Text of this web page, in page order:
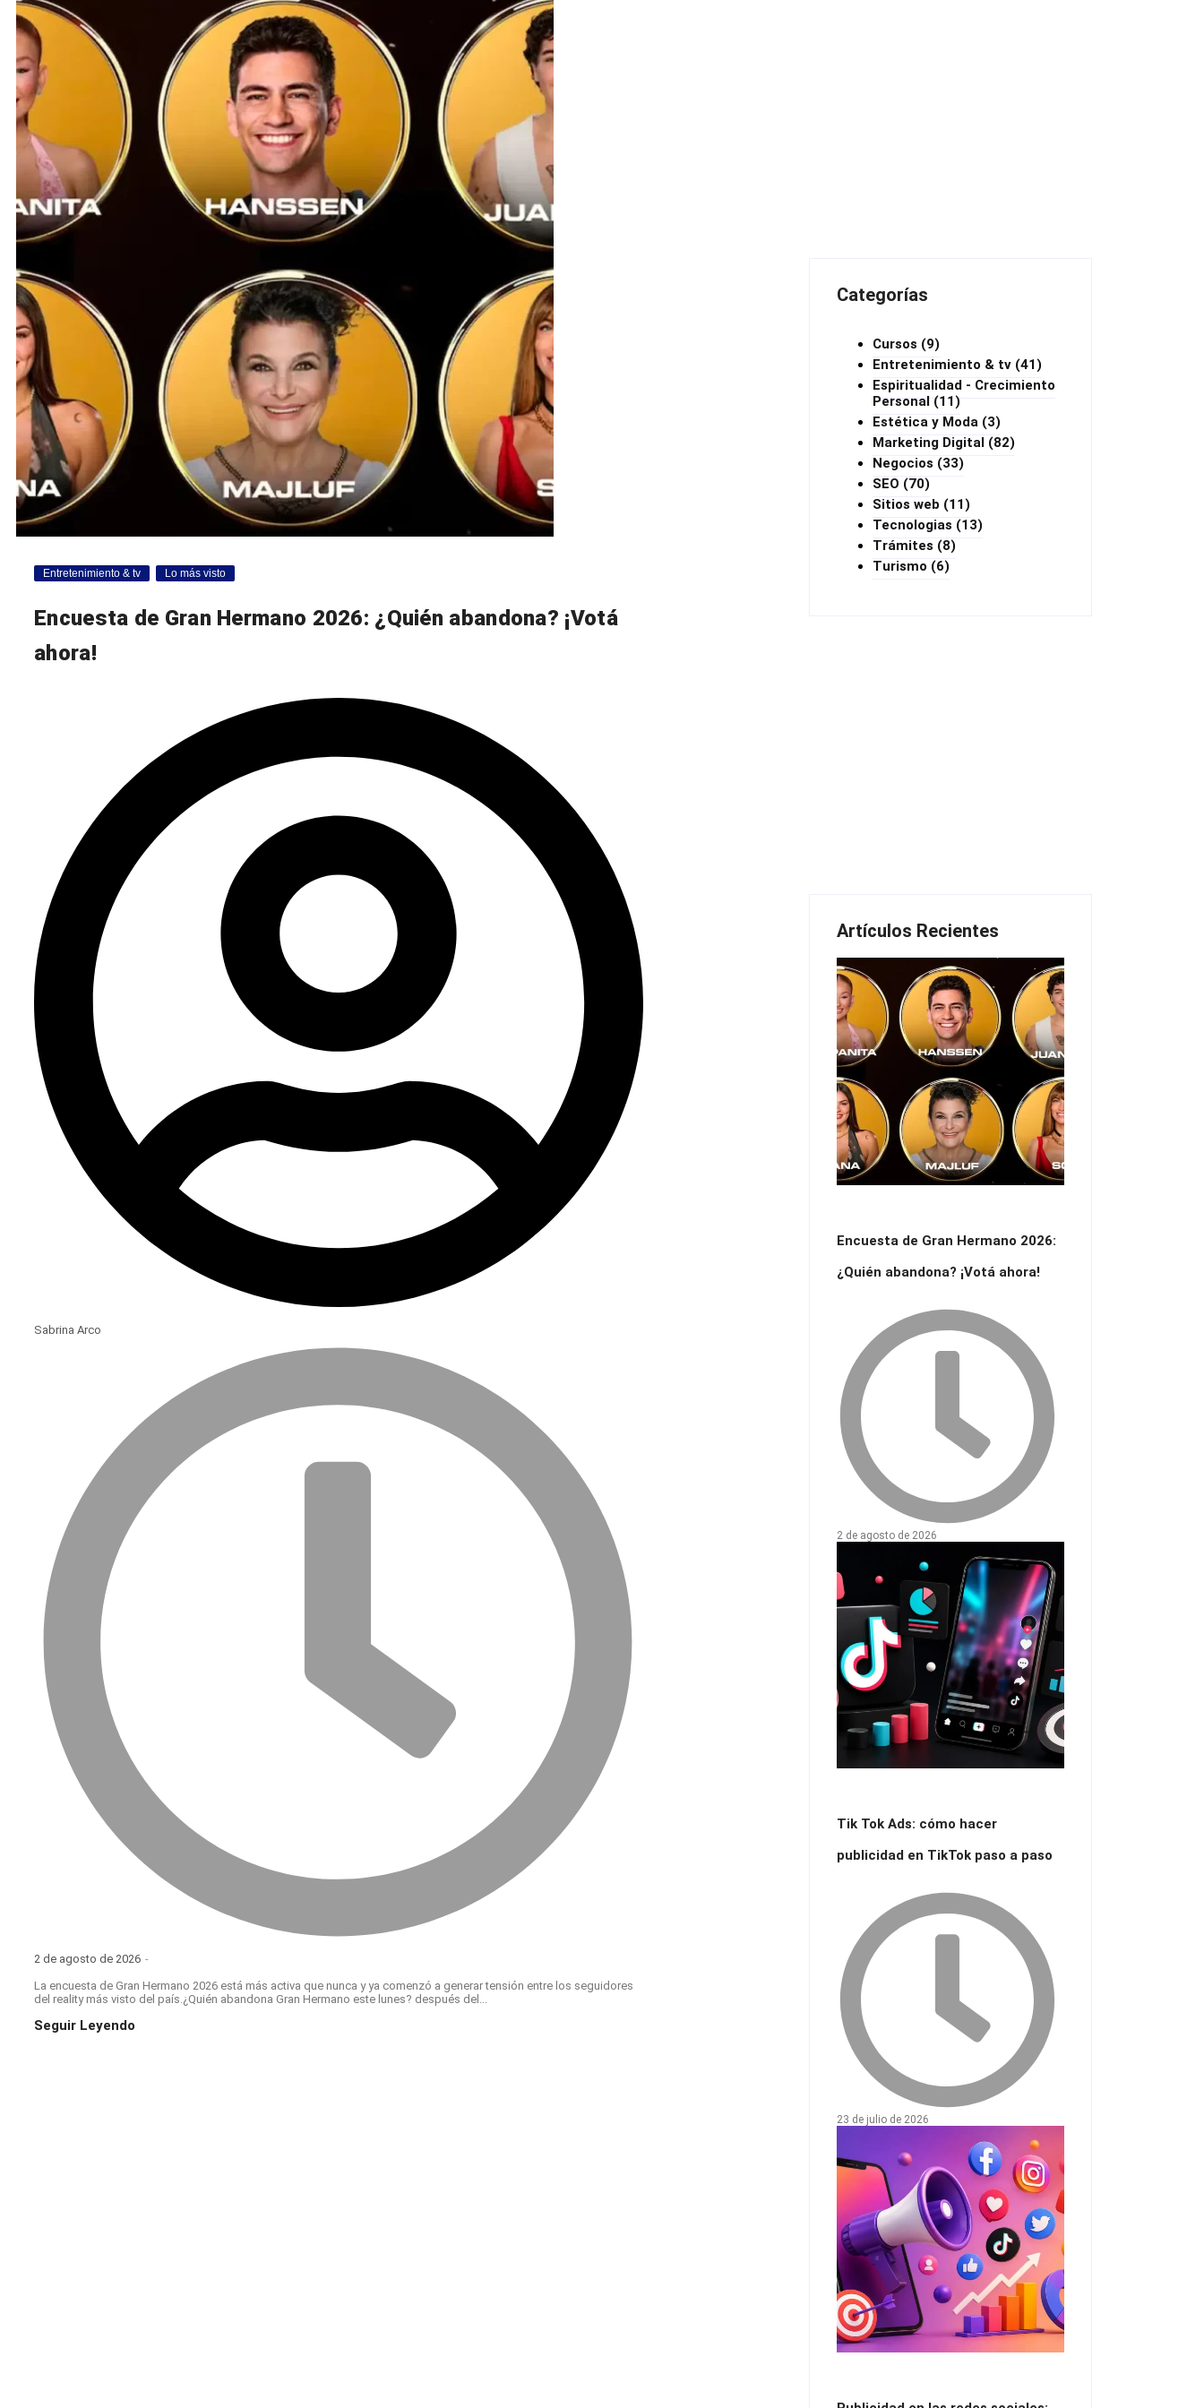
Entretenimiento & tv Lo más visto
Encuesta de Gran Hermano 2026: ¿Quién abandona? ¡Votá
ahora!
Sabrina Arco
2 de agosto de 2026 -
La encuesta de Gran Hermano 2026 está más activa que nunca y ya comenzó a generar tensión entre los seguidores
del reality más visto del país.¿Quién abandona Gran Hermano este lunes? después del...
Seguir Leyendo
Categorías
Cursos (9)
Entretenimiento & tv (41)
Espiritualidad - Crecimiento
Personal (11)
Estética y Moda (3)
Marketing Digital (82)
Negocios (33)
SEO (70)
Sitios web (11)
Tecnologias (13)
Trámites (8)
Turismo (6)
Artículos Recientes
Encuesta de Gran Hermano 2026:
¿Quién abandona? ¡Votá ahora!
2 de agosto de 2026
Tik Tok Ads: cómo hacer
publicidad en TikTok paso a paso
23 de julio de 2026